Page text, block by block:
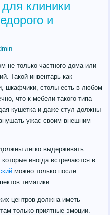
клиники
и
не только частного дома или
Такой инвентарь как
шкафчики, столы есть в любом
что к мебели такого типа
кушетка и даже стул должны
ужас своим внешним
легко выдерживать
иногда встречаются в
можно только после
тематики.
центров должна иметь
только приятные эмоции.